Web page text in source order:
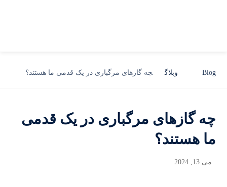
Blog وبلاگ چه گازهای مرگباری در یک قدمی ما هستند؟
چه گازهای مرگباری در یک قدمی
ما هستند؟
می 13, 2024